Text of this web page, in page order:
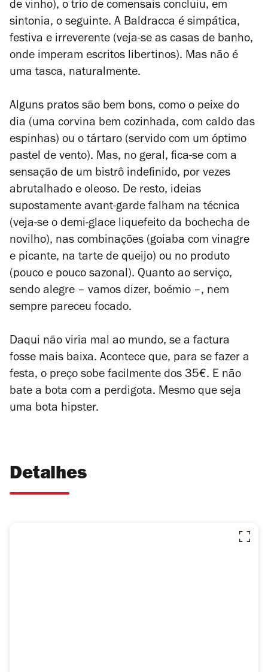
de vinho), o trio de comensais concluiu, em
sintonia, o seguinte. A Baldracca é simpática,
festiva e irreverente (veja-se as casas de banho,
onde imperam escritos libertinos). Mas não é
uma tasca, naturalmente.
Alguns pratos são bem bons, como o peixe do
dia (uma corvina bem cozinhada, com caldo das
espinhas) ou o tártaro (servido com um óptimo
pastel de vento). Mas, no geral, fica-se com a
sensação de um bistrô indefinido, por vezes
abrutalhado e oleoso. De resto, ideias
supostamente avant-garde falham na técnica
(veja-se o demi-glace liquefeito da bochecha de
novilho), nas combinações (goiaba com vinagre
e picante, na tarte de queijo) ou no produto
(pouco e pouco sazonal). Quanto ao serviço,
sendo alegre – vamos dizer, boémio –, nem
sempre pareceu focado.
Daqui não viria mal ao mundo, se a factura
fosse mais baixa. Acontece que, para se fazer a
festa, o preço sobe facilmente dos 35€. E não
bate a bota com a perdigota. Mesmo que seja
uma bota hipster.
Detalhes